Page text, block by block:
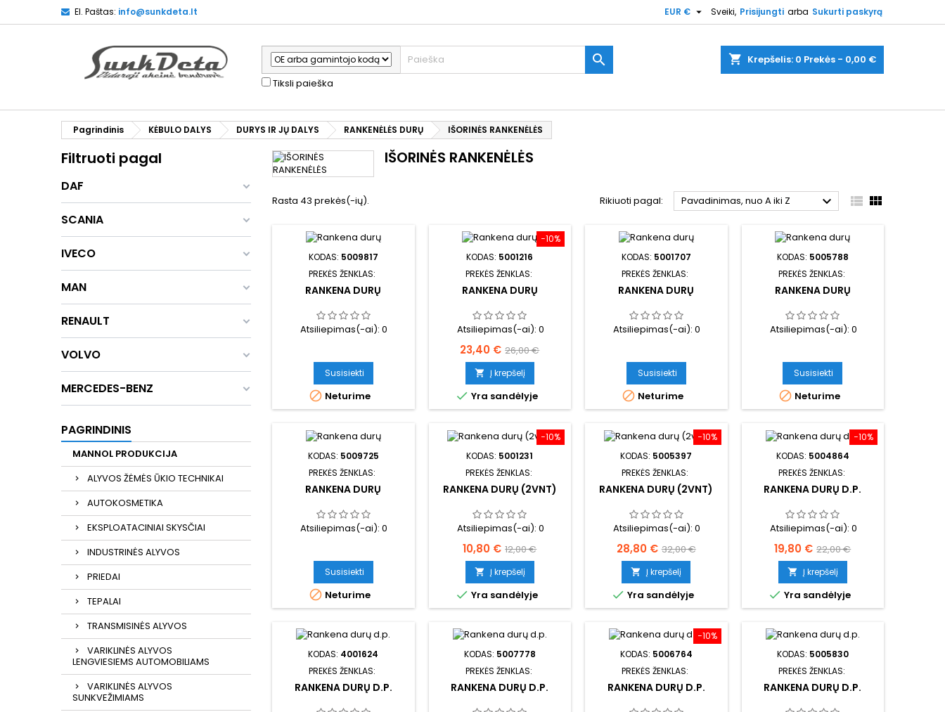
El. Paštas: info@sunkdeta.lt Sveiki, Prisijungti arba Sukurti paskyrą
EUR € 
shopping_cart Krepšelis: 0 Prekės - 0,00 €
Tiksli paieška

Pagrindinis KĖBULO DALYS DURYS IR JŲ DALYS RANKENĖLĖS DURŲ IŠORINĖS RANKENĖLĖS
Filtruoti pagal
DAF
SCANIA
IVECO
MAN
RENAULT
VOLVO
MERCEDES-BENZ
PAGRINDINIS
MANNOL PRODUKCIJA
ALYVOS ŽĖMĖS ŪKIO TECHNIKAI
AUTOKOSMETIKA
EKSPLOATACINIAI SKYSČIAI
INDUSTRINĖS ALYVOS
PRIEDAI
TEPALAI
TRANSMISINĖS ALYVOS
VARIKLINĖS ALYVOS
LENGVIESIEMS AUTOMOBILIAMS
VARIKLINĖS ALYVOS
SUNKVEŽIMIAMS
IŠORINĖS RANKENĖLĖS
Rasta 43 prekės(-ių). Rikiuoti pagal: Pavadinimas, nuo A iki Z   
KODAS: 5009817
PREKĖS ŽENKLAS:
RANKENA DURŲ
Atsiliepimas(-ai):0
Susisiekti
 Neturime
−10%
KODAS: 5001216
PREKĖS ŽENKLAS:
RANKENA DURŲ
Atsiliepimas(-ai): 0
Kaina
23,40 € Bazinė
kaina
26,00 €
 Į krepšelį
 Yra sandėlyje
KODAS: 5001707
PREKĖS ŽENKLAS:
RANKENA DURŲ
Atsiliepimas(-ai):0
Susisiekti
 Neturime
KODAS: 5005788
PREKĖS ŽENKLAS:
RANKENA DURŲ
Atsiliepimas(-ai): 0
Susisiekti
 Neturime
KODAS: 5009725
PREKĖS ŽENKLAS:
RANKENA DURŲ
Atsiliepimas(-ai):0
Susisiekti
 Neturime
−10%
KODAS: 5001231
PREKĖS ŽENKLAS:
RANKENA DURŲ (2VNT)
Atsiliepimas(-ai): 0
Kaina
10,80 € Bazinė
kaina
12,00 €
 Į krepšelį
 Yra sandėlyje
−10%
KODAS: 5005397
PREKĖS ŽENKLAS:
RANKENA DURŲ (2VNT)
Atsiliepimas(-ai):0
Kaina
28,80 € Bazinė
kaina
32,00 €
 Į krepšelį
 Yra sandėlyje
−10%
KODAS: 5004864
PREKĖS ŽENKLAS:
RANKENA DURŲ D.P.
Atsiliepimas(-ai): 0
Kaina
19,80 € Bazinė
kaina
22,00 €
 Į krepšelį
 Yra sandėlyje
KODAS: 4001624
PREKĖS ŽENKLAS:
RANKENA DURŲ D.P.
KODAS: 5007778
PREKĖS ŽENKLAS:
RANKENA DURŲ D.P.
−10%
KODAS: 5006764
PREKĖS ŽENKLAS:
RANKENA DURŲ D.P.
KODAS: 5005830
PREKĖS ŽENKLAS:
RANKENA DURŲ D.P.